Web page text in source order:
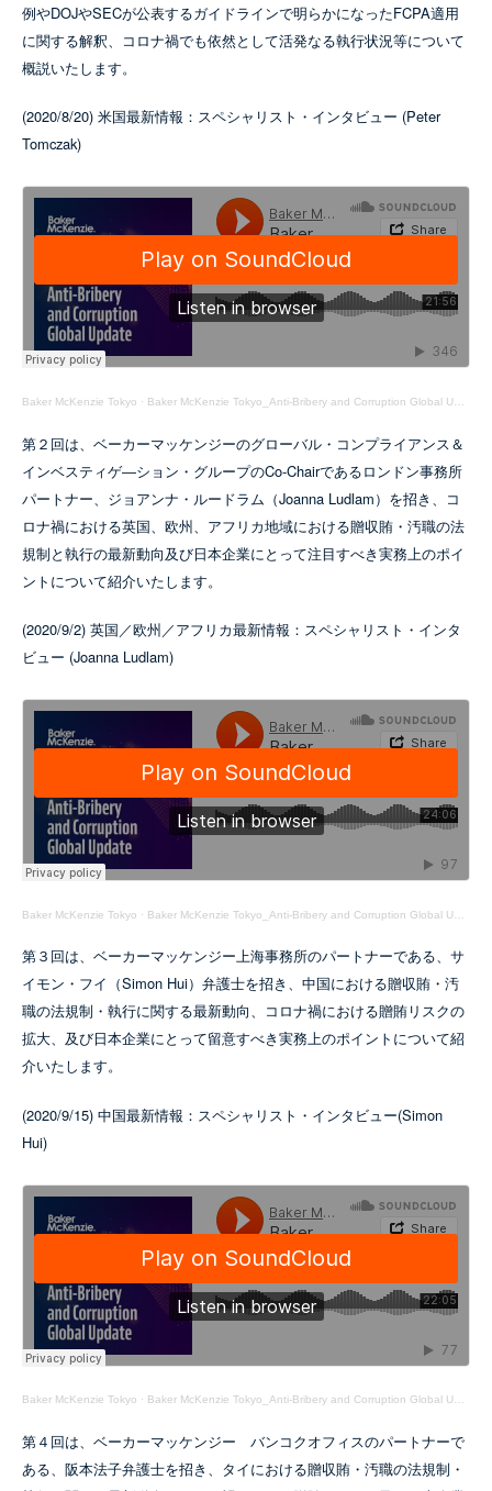
例やDOJやSECが公表するガイドラインで明らかになったFCPA適用
に関する解釈、コロナ禍でも依然として活発なる執行状況等について
概説いたします。
(2020/8/20) 米国最新情報：スペシャリスト・インタビュー (Peter
Tomczak)
Baker McKenzie Tokyo · Baker McKenzie Tokyo_Anti-Bribery and Corruption Global Update Episode 01
第２回は、ベーカーマッケンジーのグローバル・コンプライアンス＆
インベスティゲ―ション・グループのCo-Chairであるロンドン事務所
パートナー、ジョアンナ・ルードラム（Joanna Ludlam）を招き、コ
ロナ禍における英国、欧州、アフリカ地域における贈収賄・汚職の法
規制と執行の最新動向及び日本企業にとって注目すべき実務上のポイ
ントについて紹介いたします。
(2020/9/2) 英国／欧州／アフリカ最新情報：スペシャリスト・インタ
ビュー (Joanna Ludlam)
Baker McKenzie Tokyo · Baker McKenzie Tokyo_Anti-Bribery and Corruption Global Update Episode 02
第３回は、ベーカーマッケンジー上海事務所のパートナーである、サ
イモン・フイ（Simon Hui）弁護士を招き、中国における贈収賄・汚
職の法規制・執行に関する最新動向、コロナ禍における贈賄リスクの
拡大、及び日本企業にとって留意すべき実務上のポイントについて紹
介いたします。
(2020/9/15) 中国最新情報：スペシャリスト・インタビュー(Simon
Hui)
Baker McKenzie Tokyo · Baker McKenzie Tokyo_Anti-Bribery and Corruption Global Update Episode 03
第４回は、ベーカーマッケンジー バンコクオフィスのパートナーで
ある、阪本法子弁護士を招き、タイにおける贈収賄・汚職の法規制・